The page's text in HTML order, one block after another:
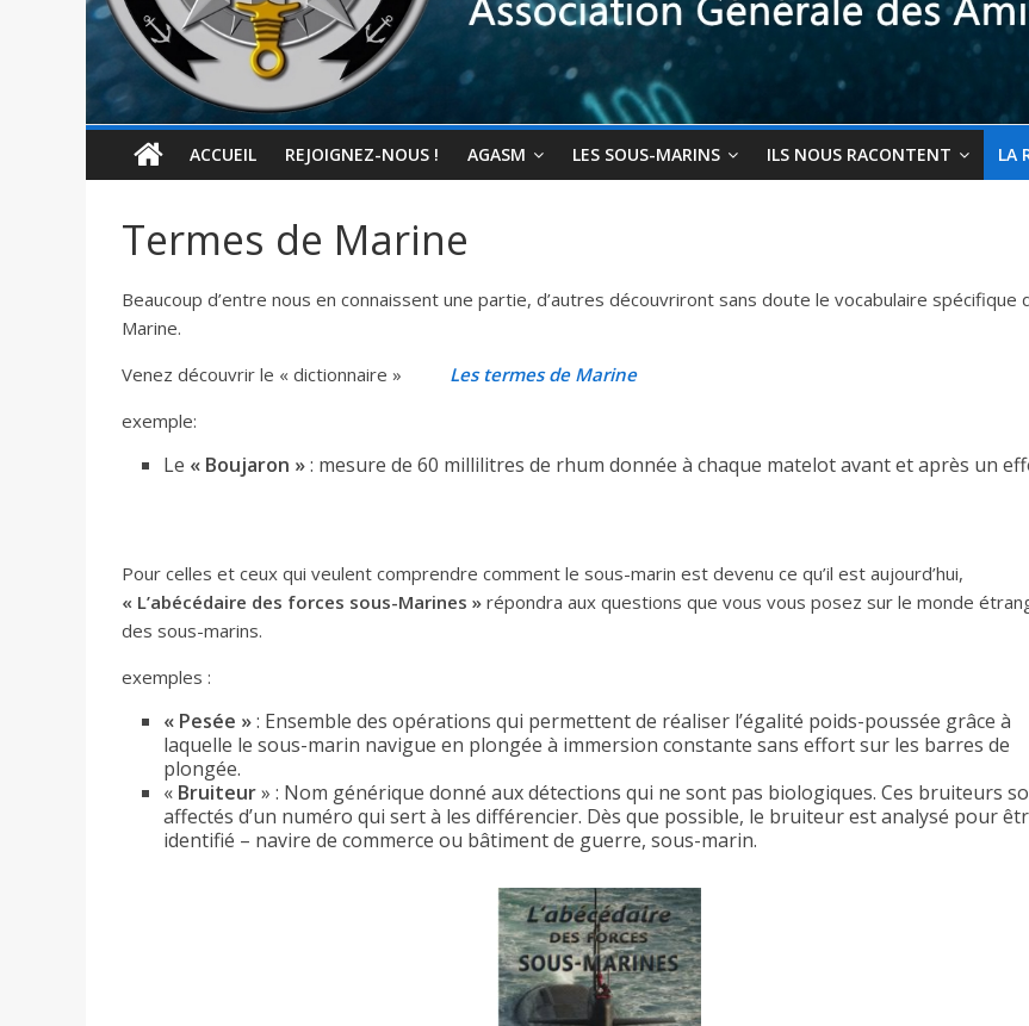
ACCUEIL REJOIGNEZ-NOUS ! AGASM LES SOUS-MARINS ILS NOUS RACONTENT LA
Termes de Marine
Beaucoup d’entre nous en connaissent une partie, d’autres découvriront sans doute le vocabulaire spécifique
Marine.
Venez découvrir le « dictionnaire » Les termes de Marine
exemple:
Le « Boujaron »: mesure de 60 millilitres de rhum donnée à chaque matelot avant et après un
Pour celles et ceux qui veulent comprendre comment le sous-marin est devenu ce qu’il est aujourd’hui,
« L’abécédaire des forces sous-Marines » répondra aux questions que vous vous posez sur le monde
des sous-marins.
exemples :
« Pesée »: Ensemble des opérations qui permettent de réaliser l’égalité poids-poussée grâce à
laquelle le sous-marin navigue en plongée à immersion constante sans effort sur les barres de
plongée.
« Bruiteur» : Nom générique donné aux détections qui ne sont pas biologiques. Ces bruiteurs
affectés d’un numéro qui sert à les différencier. Dès que possible, le bruiteur est analysé pour
identifié – navire de commerce ou bâtiment de guerre, sous-marin.